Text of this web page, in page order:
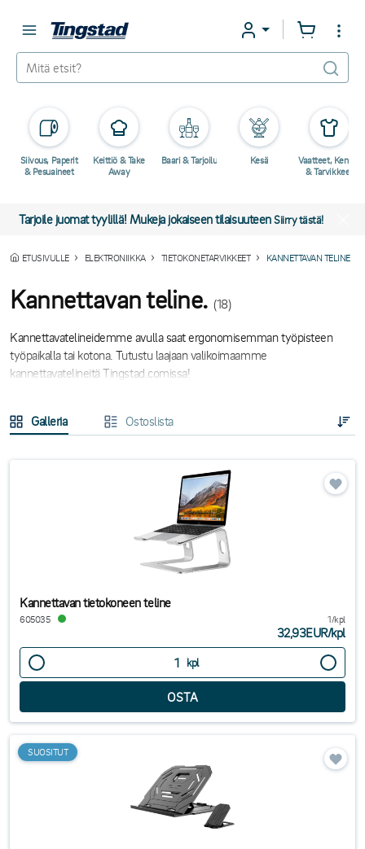
Siivous, Paperit
& Pesuaineet
Keittiö & Take
Away
Baari & Tarjoilu Kesä
Vaatteet, Kengät
& Tarvikkeet
Tarjoile juomat tyylillä! Mukeja jokaiseen tilaisuuteenSiirry tästä!
ETUSIVULLE ELEKTRONIIKKA TIETOKONETARVIKKEET KANNETTAVAN TELINE
Kannettavan teline. (18)
Kannettavatelineidemme avulla saat ergonomisemman työpisteen
työpaikalla tai kotona. Tutustu laajaan valikoimaamme
kannettavatelineitä Tingstad.comissa!
Galleria Ostoslista
Kannettavan tietokoneen teline
605035 1/kpl
32,93EUR/kpl
kpl
SUOSITUT